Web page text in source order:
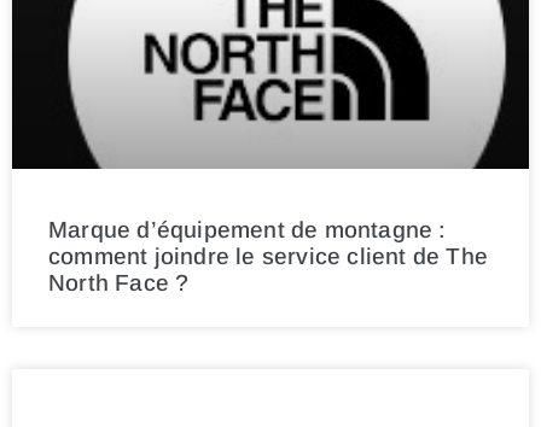
Marque d’équipement de montagne :
comment joindre le service client de The
North Face ?